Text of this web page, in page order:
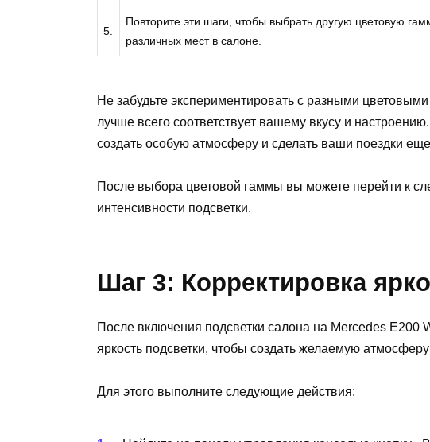
5.
Повторите эти шаги, чтобы выбрать другую цветовую
различных мест в салоне.
Не забудьте экспериментировать с разными
лучше всего соответствует вашему вкусу и
создать особую атмосферу и сделать ваши поездки
После выбора цветовой гаммы вы можете перейти к
интенсивности подсветки.
Шаг 3: Корректировка
После включения подсветки салона на Mercedes E200
яркость подсветки, чтобы создать желаемую
Для этого выполните следующие действия: